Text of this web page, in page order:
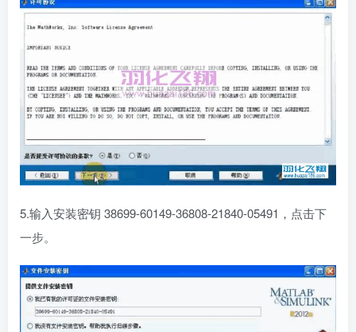
5.输入安装密钥 38699-60149-36808-21840-05491，点击下
一步。